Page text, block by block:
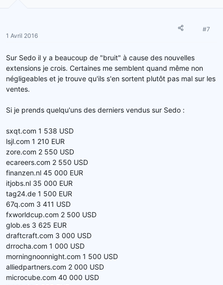
1 Avril 2016
#7
Sur Sedo il y a beaucoup de "bruit" à cause des nouvelles
extensions je crois. Certaines me semblent quand même non
négligeables et je trouve qu'ils s'en sortent plutôt pas mal sur les
ventes.
Si je prends quelqu'uns des derniers vendus sur Sedo :
sxqt.com 1 538 USD
lsjl.com 1 210 EUR
zore.com 2 550 USD
ecareers.com 2 550 USD
finanzen.nl 45 000 EUR
itjobs.nl 35 000 EUR
tag24.de 1 500 EUR
67q.com 3 411 USD
fxworldcup.com 2 500 USD
glob.es 3 625 EUR
draftcraft.com 3 000 USD
drrocha.com 1 000 USD
morningnoonnight.com 1 500 USD
alliedpartners.com 2 000 USD
microcube.com 40 000 USD